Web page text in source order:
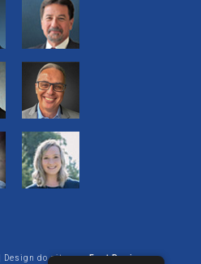
Design do site por:Enet Business